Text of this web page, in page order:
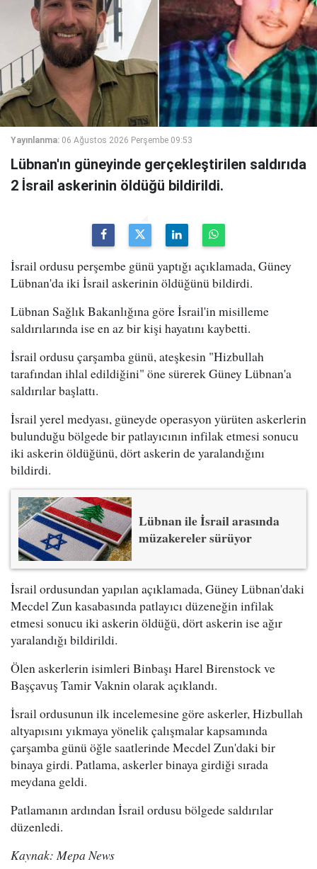
Yayınlanma: 06 Ağustos 2026 Perşembe 09:53
Lübnan'ın güneyinde gerçekleştirilen saldırıda
2 İsrail askerinin öldüğü bildirildi.
İsrail ordusu perşembe günü yaptığı açıklamada, Güney
Lübnan'da iki İsrail askerinin öldüğünü bildirdi.
Lübnan Sağlık Bakanlığına göre İsrail'in misilleme
saldırılarında ise en az bir kişi hayatını kaybetti.
İsrail ordusu çarşamba günü, ateşkesin "Hizbullah
tarafından ihlal edildiğini" öne sürerek Güney Lübnan'a
saldırılar başlattı.
İsrail yerel medyası, güneyde operasyon yürüten askerlerin
bulunduğu bölgede bir patlayıcının infilak etmesi sonucu
iki askerin öldüğünü, dört askerin de yaralandığını
bildirdi.
Lübnan ile İsrail arasında
müzakereler sürüyor
İsrail ordusundan yapılan açıklamada, Güney Lübnan'daki
Mecdel Zun kasabasında patlayıcı düzeneğin infilak
etmesi sonucu iki askerin öldüğü, dört askerin ise ağır
yaralandığı bildirildi.
Ölen askerlerin isimleri Binbaşı Harel Birenstock ve
Başçavuş Tamir Vaknin olarak açıklandı.
İsrail ordusunun ilk incelemesine göre askerler, Hizbullah
altyapısını yıkmaya yönelik çalışmalar kapsamında
çarşamba günü öğle saatlerinde Mecdel Zun'daki bir
binaya girdi. Patlama, askerler binaya girdiği sırada
meydana geldi.
Patlamanın ardından İsrail ordusu bölgede saldırılar
düzenledi.
Kaynak: Mepa News